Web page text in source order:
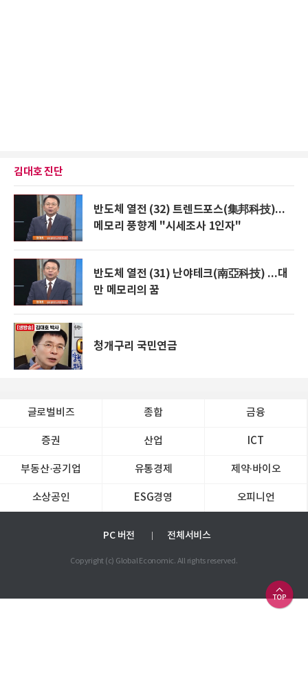
김대호 진단
반도체 열전 (32) 트렌드포스(集邦科技)...
메모리 풍향계 "시세조사 1인자"
반도체 열전 (31) 난야테크(南亞科技) ...대
만 메모리의 꿈
청개구리 국민연금
글로벌비즈 종합 금융
증권 산업 ICT
부동산·공기업 유통경제 제약∙바이오
소상공인 ESG경영 오피니언
PC 버전 전체서비스
Copyright (c) Global Economic. All rights reserved.